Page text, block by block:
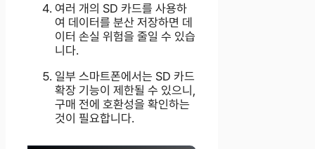
여러 개의 SD 카드를 사용하
여 데이터를 분산 저장하면 데
이터 손실 위험을 줄일 수 있습
니다.
일부 스마트폰에서는 SD 카드
확장 기능이 제한될 수 있으니,
구매 전에 호환성을 확인하는
것이 필요합니다.